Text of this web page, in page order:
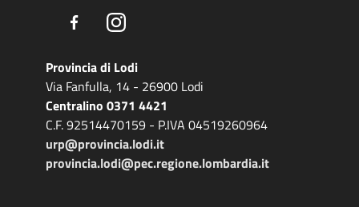
FacebookInstagram
Provincia di Lodi
Via Fanfulla, 14 - 26900 Lodi
Centralino 0371 4421
C.F. 92514470159 - P.IVA 04519260964
urp@provincia.lodi.it
provincia.lodi@pec.regione.lombardia.it